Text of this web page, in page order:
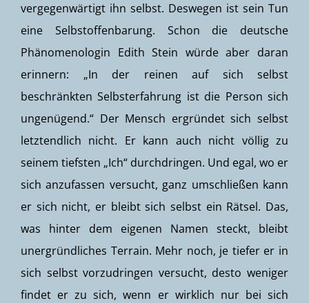
vergegenwärtigt ihn selbst. Deswegen ist sein Tun
eine Selbstoffenbarung. Schon die deutsche
Phänomenologin Edith Stein würde aber daran
erinnern: „In der reinen auf sich selbst
beschränkten Selbsterfahrung ist die Person sich
ungenügend.“ Der Mensch ergründet sich selbst
letztendlich nicht. Er kann auch nicht völlig zu
seinem tiefsten „Ich“ durchdringen. Und egal, wo er
sich anzufassen versucht, ganz umschließen kann
er sich nicht, er bleibt sich selbst ein Rätsel. Das,
was hinter dem eigenen Namen steckt, bleibt
unergründliches Terrain. Mehr noch, je tiefer er in
sich selbst vorzudringen versucht, desto weniger
findet er zu sich, wenn er wirklich nur bei sich